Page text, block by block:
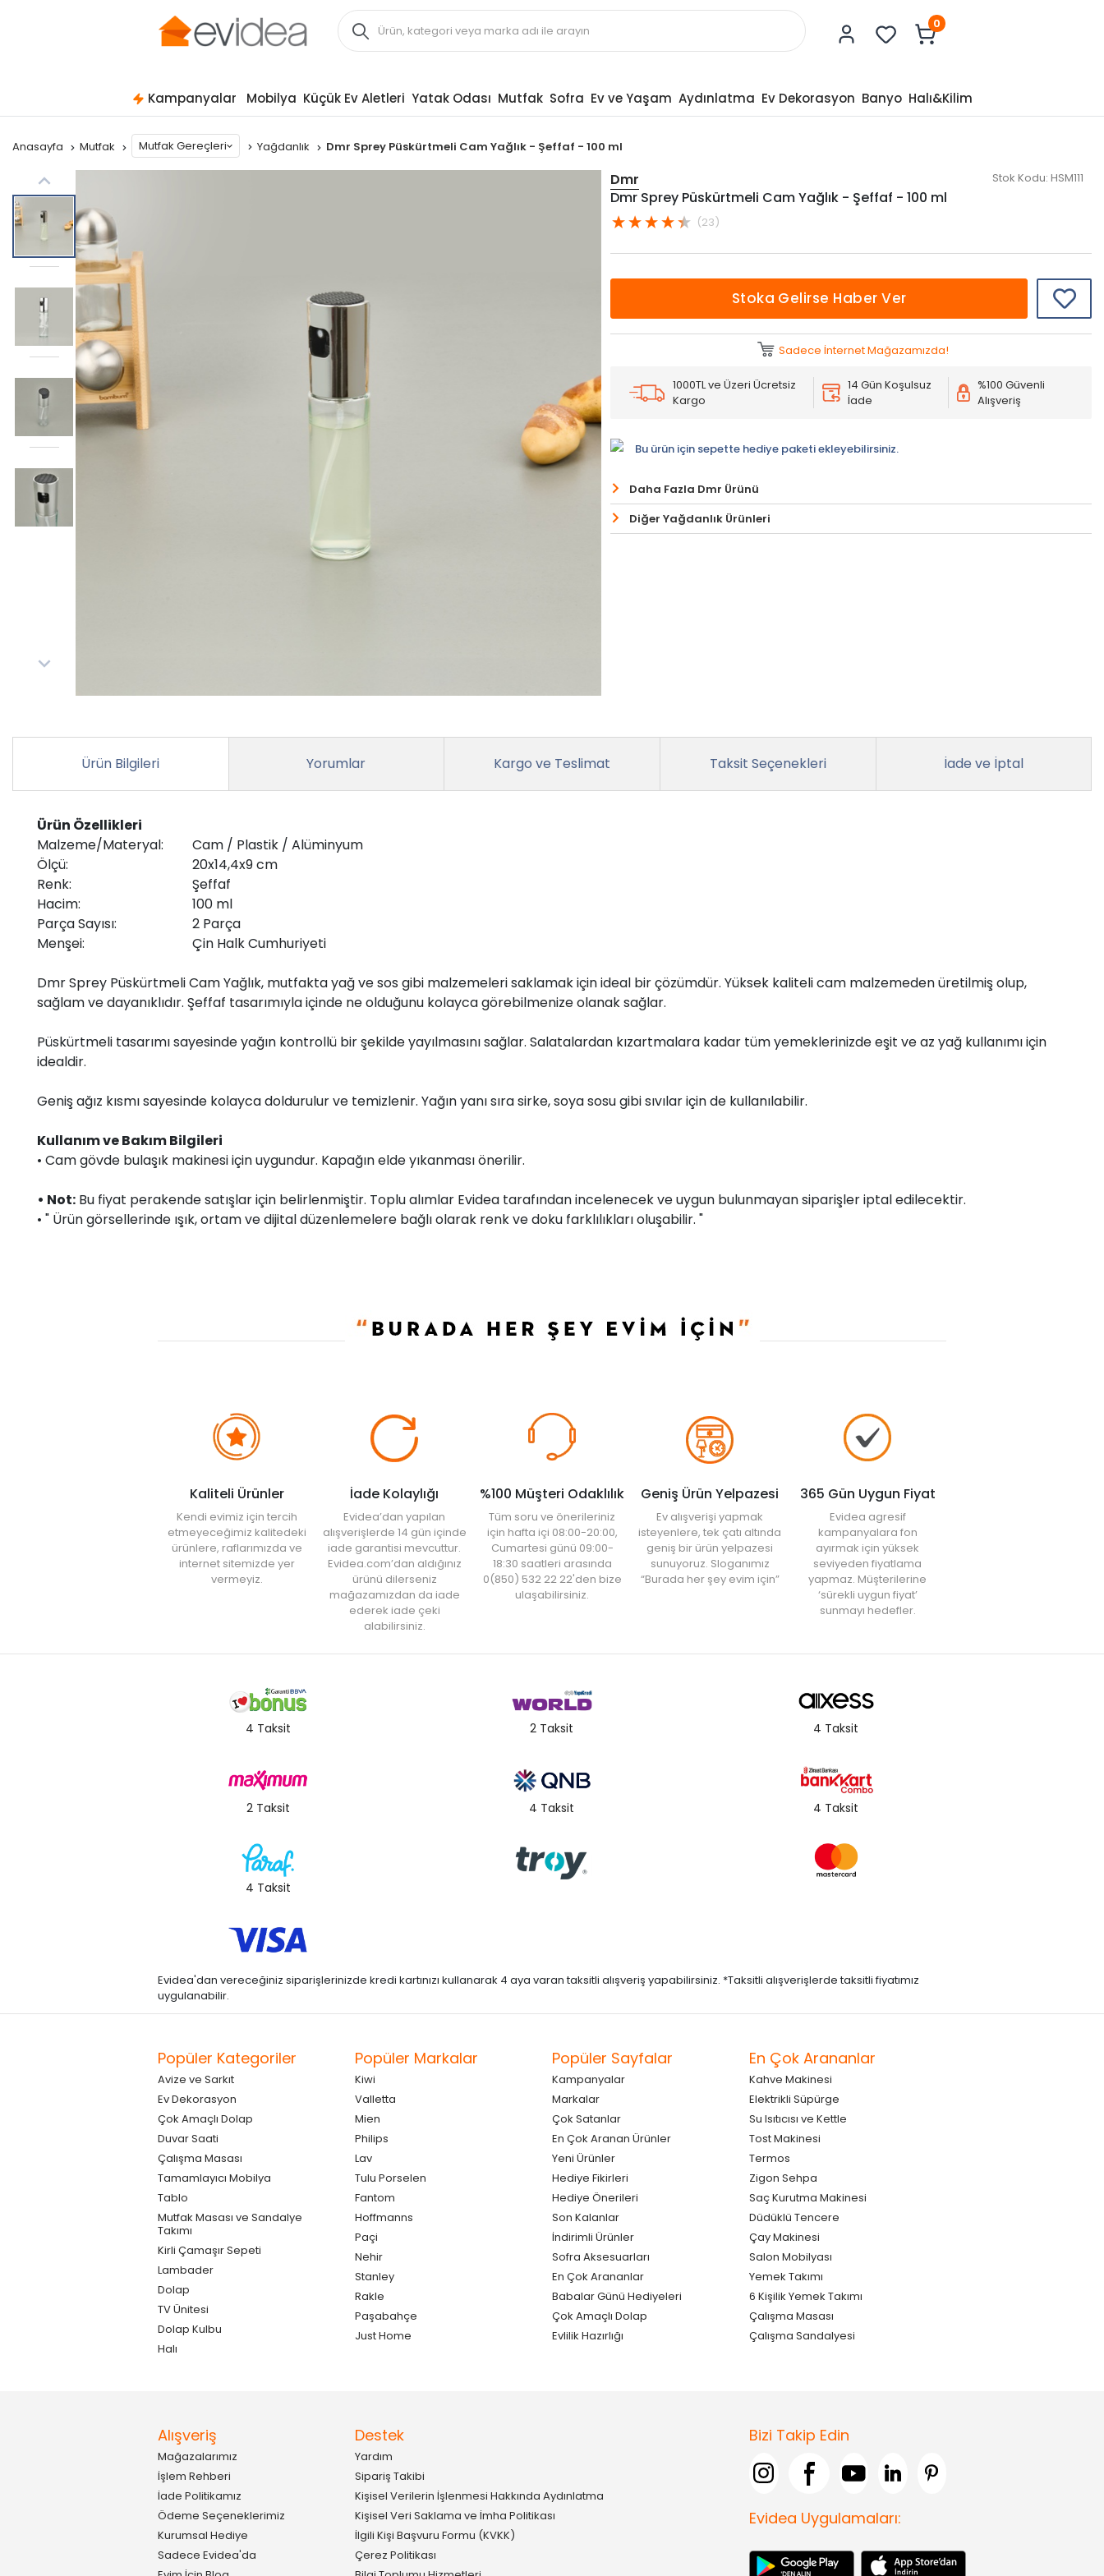
0
Kampanyalar Mobilya Küçük Ev Aletleri Yatak Odası Mutfak Sofra Ev ve Yaşam Aydınlatma Ev Dekorasyon Banyo Halı&Kilim
Anasayfa Mutfak Mutfak Gereçleri Yağdanlık Dmr Sprey Püskürtmeli Cam Yağlık - Şeffaf - 100 ml
Dmr Stok Kodu: HSM111
Dmr Sprey Püskürtmeli Cam Yağlık - Şeffaf - 100 ml
(23)
Stoka Gelirse Haber Ver
Sadece İnternet Mağazamızda!
1000TL ve Üzeri Ücretsiz
Kargo
14 Gün Koşulsuz
İade
%100 Güvenli
Alışveriş
Bu ürün için sepette hediye paketi ekleyebilirsiniz.
Daha Fazla Dmr Ürünü
Diğer Yağdanlık Ürünleri
Ürün Bilgileri Yorumlar Kargo ve Teslimat Taksit Seçenekleri İade ve İptal
Ürün Özellikleri
Malzeme/Materyal:
Cam / Plastik / Alüminyum
Ölçü:
20x14,4x9 cm
Renk:
Şeffaf
Hacim:
100 ml
Parça Sayısı:
2 Parça
Menşei:
Çin Halk Cumhuriyeti
Dmr Sprey Püskürtmeli Cam Yağlık, mutfakta yağ ve sos gibi malzemeleri saklamak için ideal bir çözümdür. Yüksek kaliteli cam malzemeden üretilmiş olup,
sağlam ve dayanıklıdır. Şeffaf tasarımıyla içinde ne olduğunu kolayca görebilmenize olanak sağlar.
Püskürtmeli tasarımı sayesinde yağın kontrollü bir şekilde yayılmasını sağlar. Salatalardan kızartmalara kadar tüm yemeklerinizde eşit ve az yağ kullanımı için
idealdir.
Geniş ağız kısmı sayesinde kolayca doldurulur ve temizlenir. Yağın yanı sıra sirke, soya sosu gibi sıvılar için de kullanılabilir.
Kullanım ve Bakım Bilgileri
• Cam gövde bulaşık makinesi için uygundur. Kapağın elde yıkanması önerilir.
• Not: Bu fiyat perakende satışlar için belirlenmiştir. Toplu alımlar Evidea tarafından incelenecek ve uygun bulunmayan siparişler iptal edilecektir.
• " Ürün görsellerinde ışık, ortam ve dijital düzenlemelere bağlı olarak renk ve doku farklılıkları oluşabilir. "
Kaliteli Ürünler
Kendi evimiz için tercih
etmeyeceğimiz kalitedeki
ürünlere, raflarımızda ve
internet sitemizde yer
vermeyiz.
İade Kolaylığı
Evidea’dan yapılan
alışverişlerde 14 gün içinde
iade garantisi mevcuttur.
Evidea.com’dan aldığınız
ürünü dilerseniz
mağazamızdan da iade
ederek iade çeki
alabilirsiniz.
%100 Müşteri Odaklılık
Tüm soru ve önerileriniz
için hafta içi 08:00-20:00,
Cumartesi günü 09:00-
18:30 saatleri arasında
0(850) 532 22 22'den bize
ulaşabilirsiniz.
Geniş Ürün Yelpazesi
Ev alışverişi yapmak
isteyenlere, tek çatı altında
geniş bir ürün yelpazesi
sunuyoruz. Sloganımız
“Burada her şey evim için”
365 Gün Uygun Fiyat
Evidea agresif
kampanyalara fon
ayırmak için yüksek
seviyeden fiyatlama
yapmaz. Müşterilerine
‘sürekli uygun fiyat’
sunmayı hedefler.
4 Taksit 2 Taksit 4 Taksit
2 Taksit 4 Taksit 4 Taksit
4 Taksit
Evidea'dan vereceğiniz siparişlerinizde kredi kartınızı kullanarak 4 aya varan taksitli alışveriş yapabilirsiniz. *Taksitli alışverişlerde taksitli fiyatımız
uygulanabilir.
Popüler Kategoriler
Avize ve Sarkıt
Ev Dekorasyon
Çok Amaçlı Dolap
Duvar Saati
Çalışma Masası
Tamamlayıcı Mobilya
Tablo
Mutfak Masası ve Sandalye
Takımı
Kirli Çamaşır Sepeti
Lambader
Dolap
TV Ünitesi
Dolap Kulbu
Halı
Popüler Markalar
Kiwi
Valletta
Mien
Philips
Lav
Tulu Porselen
Fantom
Hoffmanns
Paçi
Nehir
Stanley
Rakle
Paşabahçe
Just Home
Popüler Sayfalar
Kampanyalar
Markalar
Çok Satanlar
En Çok Aranan Ürünler
Yeni Ürünler
Hediye Fikirleri
Hediye Önerileri
Son Kalanlar
İndirimli Ürünler
Sofra Aksesuarları
En Çok Arananlar
Babalar Günü Hediyeleri
Çok Amaçlı Dolap
Evlilik Hazırlığı
En Çok Arananlar
Kahve Makinesi
Elektrikli Süpürge
Su Isıtıcısı ve Kettle
Tost Makinesi
Termos
Zigon Sehpa
Saç Kurutma Makinesi
Düdüklü Tencere
Çay Makinesi
Salon Mobilyası
Yemek Takımı
6 Kişilik Yemek Takımı
Çalışma Masası
Çalışma Sandalyesi
Alışveriş
Mağazalarımız
İşlem Rehberi
İade Politikamız
Ödeme Seçeneklerimiz
Kurumsal Hediye
Sadece Evidea'da
Destek
Yardım
Sipariş Takibi
Kişisel Verilerin İşlenmesi Hakkında Aydınlatma
Kişisel Veri Saklama ve İmha Politikası
İlgili Kişi Başvuru Formu (KVKK)
Çerez Politikası
Bizi Takip Edin
Evidea Uygulamaları: